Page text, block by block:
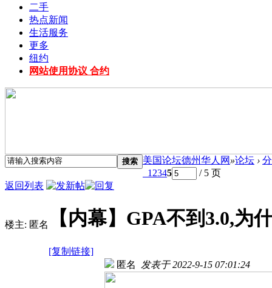
二手
热点新闻
生活服务
更多
纽约
网站使用协议 合约
搜索 美国论坛德州华人网 »论坛 ›
1 2345
/ 5 页
返回列表
楼主: 匿名 【内幕】GPA不到3.0,为
[复制链接]
匿名 发表于 2022-9-15 07:01:24